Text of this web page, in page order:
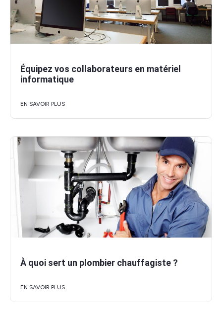
Équipez vos collaborateurs en matériel
informatique
EN SAVOIR PLUS
À quoi sert un plombier chauffagiste ?
EN SAVOIR PLUS